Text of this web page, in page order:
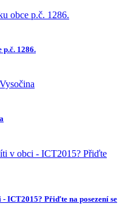
p.č. 1286.
- ICT2015? Přiďte na posezení se